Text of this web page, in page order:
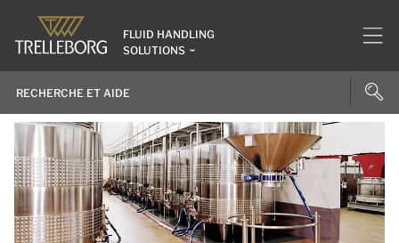
FLUID HANDLING
SOLUTIONS